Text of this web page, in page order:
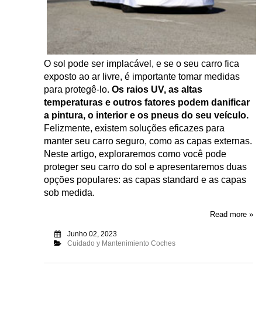
O sol pode ser implacável, e se o seu carro fica
exposto ao ar livre, é importante tomar medidas
para protegê-lo. Os raios UV, as altas
temperaturas e outros fatores podem danificar
a pintura, o interior e os pneus do seu veículo.
Felizmente, existem soluções eficazes para
manter seu carro seguro, como as capas externas.
Neste artigo, exploraremos como você pode
proteger seu carro do sol e apresentaremos duas
opções populares: as capas standard e as capas
sob medida.
Read more »
Junho 02, 2023
Cuidado y Mantenimiento Coches